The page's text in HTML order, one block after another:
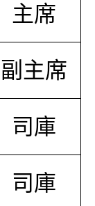
主席
副主席
司庫
司庫